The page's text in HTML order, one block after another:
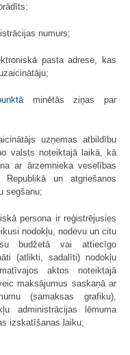
numurs;
pasta adrese, kas
minētās ziņas par
uzņemas atbildību
valsts noteiktajā laikā, kā
ar ārzemnieka veselības
un atgriešanos
segšanu;
persona ir reģistrējusies
nodokļu, nodevu un citu
budžetā vai attiecīgo
(atlikti, sadalīti) nodokļu
aktos noteiktajā
maksājumus saskaņā ar
(samaksas grafiku),
administrācijas lēmuma
izskatīšanas laiku;